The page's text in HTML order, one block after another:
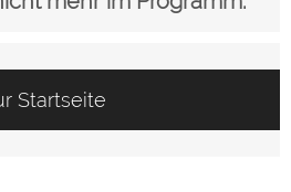
Startseite